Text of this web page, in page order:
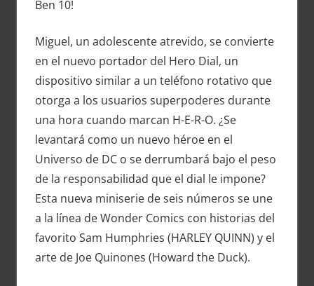
Ben 10!
Miguel, un adolescente atrevido, se convierte
en el nuevo portador del Hero Dial, un
dispositivo similar a un teléfono rotativo que
otorga a los usuarios superpoderes durante
una hora cuando marcan H-E-R-O. ¿Se
levantará como un nuevo héroe en el
Universo de DC o se derrumbará bajo el peso
de la responsabilidad que el dial le impone?
Esta nueva miniserie de seis números se une
a la línea de Wonder Comics con historias del
favorito Sam Humphries (HARLEY QUINN) y el
arte de Joe Quinones (Howard the Duck).